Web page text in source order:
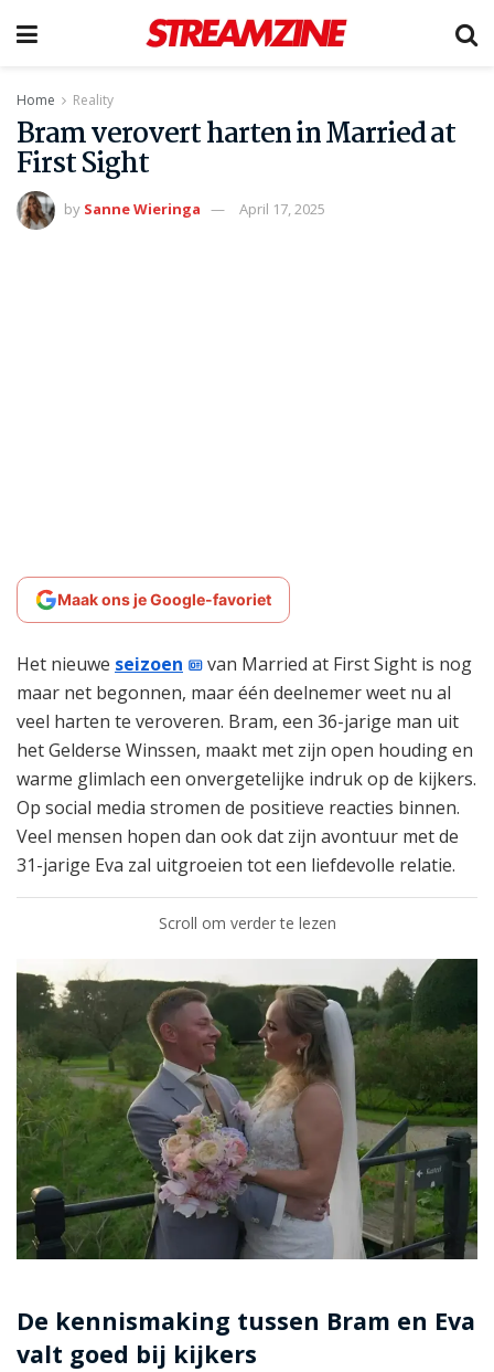
Home Reality
Bram verovert harten in Married at
First Sight
by Sanne Wieringa April 17, 2025
Maak ons je Google-favoriet
Het nieuwe seizoen
van Married at First Sight is nog
maar net begonnen, maar één deelnemer weet nu al
veel harten te veroveren. Bram, een 36-jarige man uit
het Gelderse Winssen, maakt met zijn open houding en
warme glimlach een onvergetelijke indruk op de kijkers.
Op social media stromen de positieve reacties binnen.
Veel mensen hopen dan ook dat zijn avontuur met de
31-jarige Eva zal uitgroeien tot een liefdevolle relatie.
Scroll om verder te lezen
De kennismaking tussen Bram en Eva
valt goed bij kijkers